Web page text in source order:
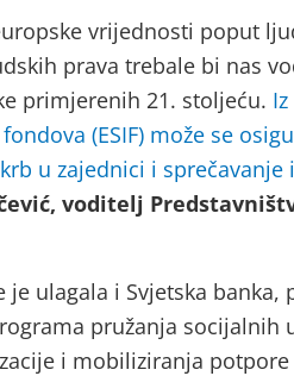
vrijednosti poput
prava trebale bi nas
primjerenih 21. stoljeću.
(ESIF) može se
u zajednici i
voditelj
je ulagala i Svjetska
pružanja socijalnih
i mobiliziranja